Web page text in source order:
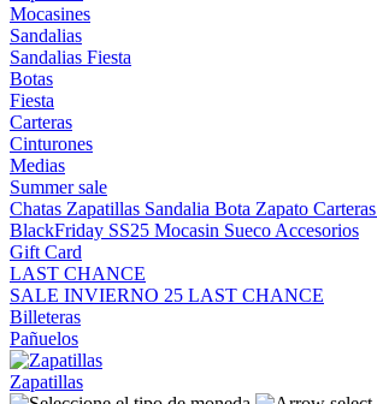
Mocasines
Sandalias
Sandalias Fiesta
Botas
Fiesta
Carteras
Cinturones
Medias
Summer sale
Chatas Zapatillas Sandalia Bota Zapato Carteras
BlackFriday SS25 Mocasin Sueco Accesorios
Gift Card
LAST CHANCE
SALE INVIERNO 25 LAST CHANCE
Billeteras
Pañuelos
Zapatillas